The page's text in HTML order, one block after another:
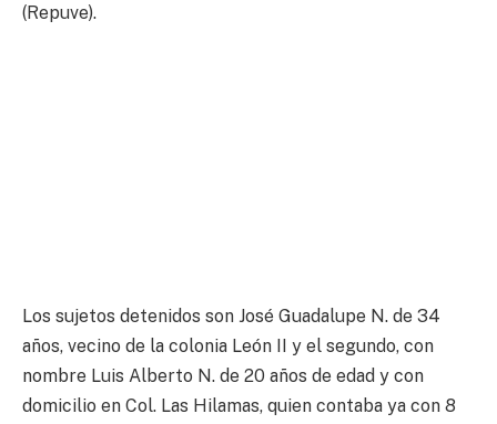
(Repuve).
Los sujetos detenidos son José Guadalupe N. de 34
años, vecino de la colonia León II y el segundo, con
nombre Luis Alberto N. de 20 años de edad y con
domicilio en Col. Las Hilamas, quien contaba ya con 8